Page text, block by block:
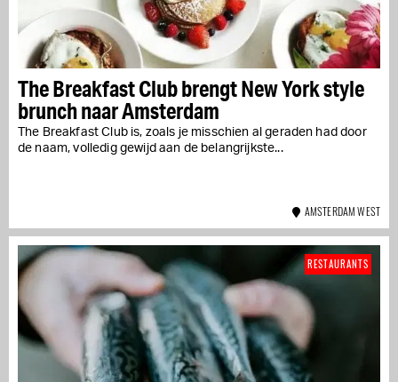
The Breakfast Club brengt New York style
brunch naar Amsterdam
The Breakfast Club is, zoals je misschien al geraden had door
de naam, volledig gewijd aan de belangrijkste...
AMSTERDAM WEST
RESTAURANTS